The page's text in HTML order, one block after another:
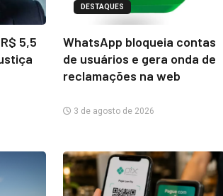
5,5
DESTAQUES
WhatsApp bloqueia contas
de usuários e gera onda de
reclamações na web
3 de agosto de 2026